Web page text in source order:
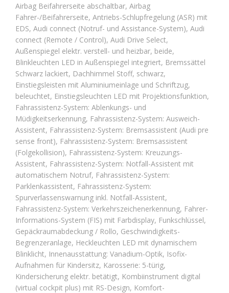
Airbag Beifahrerseite abschaltbar, Airbag
Fahrer-/Beifahrerseite, Antriebs-Schlupfregelung (ASR) mit
EDS, Audi connect (Notruf- und Assistance-System), Audi
connect (Remote / Control), Audi Drive Select,
Außenspiegel elektr. verstell- und heizbar, beide,
Blinkleuchten LED in Außenspiegel integriert, Bremssättel
Schwarz lackiert, Dachhimmel Stoff, schwarz,
Einstiegsleisten mit Aluminiumeinlage und Schriftzug,
beleuchtet, Einstiegsleuchten LED mit Projektionsfunktion,
Fahrassistenz-System: Ablenkungs- und
Müdigkeitserkennung, Fahrassistenz-System: Ausweich-
Assistent, Fahrassistenz-System: Bremsassistent (Audi pre
sense front), Fahrassistenz-System: Bremsassistent
(Folgekollision), Fahrassistenz-System: Kreuzungs-
Assistent, Fahrassistenz-System: Notfall-Assistent mit
automatischem Notruf, Fahrassistenz-System:
Parklenkassistent, Fahrassistenz-System:
Spurverlassenswarnung inkl. Notfall-Assistent,
Fahrassistenz-System: Verkehrszeichenerkennung, Fahrer-
Informations-System (FIS) mit Farbdisplay, Funkschlüssel,
Gepäckraumabdeckung / Rollo, Geschwindigkeits-
Begrenzeranlage, Heckleuchten LED mit dynamischem
Blinklicht, Innenausstattung: Vanadium-Optik, Isofix-
Aufnahmen für Kindersitz, Karosserie: 5-türig,
Kindersicherung elektr. betätigt, Kombiinstrument digital
(virtual cockpit plus) mit RS-Design, Komfort-